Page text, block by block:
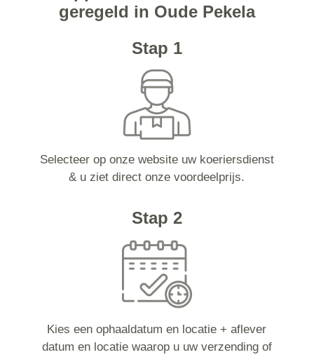
geregeld in Oude Pekela
Stap 1
Selecteer op onze website uw koeriersdienst
& u ziet direct onze voordeelprijs.
Stap 2
Kies een ophaaldatum en locatie + aflever
datum en locatie waarop u uw verzending of